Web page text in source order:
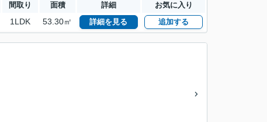
間取り 面積 詳細 お気に入り
1LDK 53.30㎡ 詳細を見る 追加する